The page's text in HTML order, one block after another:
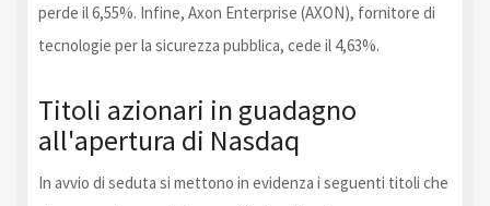
perde il 6,55%. Infine, Axon Enterprise (AXON), fornitore di
tecnologie per la sicurezza pubblica, cede il 4,63%.
Titoli azionari in guadagno
all'apertura di Nasdaq
In avvio di seduta si mettono in evidenza i seguenti titoli che